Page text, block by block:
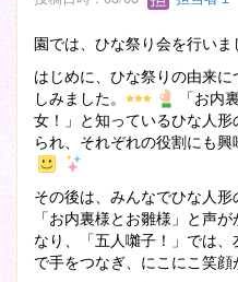
園では、ひな祭り会を行いま
はじめに、ひな祭りの由来
しみました。
「お内
女！」と知っているひな人
られ、それぞれの役割にも興
その後は、みんなでひな人形
「お内裏様とお雛様」と声
なり、「五人囃子！」では
で手をつなぎ、にこにこ笑顔